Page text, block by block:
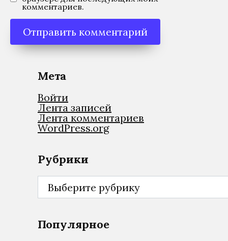
комментариев.
Мета
Войти
Лента записей
Лента комментариев
WordPress.org
Рубрики
Рубрики
Популярное